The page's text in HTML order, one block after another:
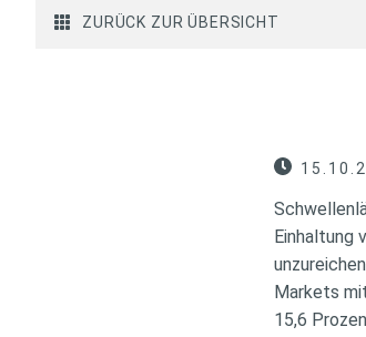
ZURÜCK ZUR ÜBERSICHT
Einhaltung
Markets
15,6